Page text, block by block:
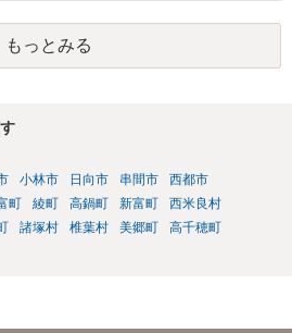
説明を求める旨を記載した通知書を送り
方と話さなければならないという精神的
ます。 相手方に恐怖を感じ、ご自身で話
ないようでしたら、一度弁護士に依頼
よろしいかもしれません。 ご参考にな
もっとみる
小林市 日向市 串間市
西都市
町 綾町 高鍋町 新富町
西米良村
諸塚村 椎葉村 美郷町
高千穂町